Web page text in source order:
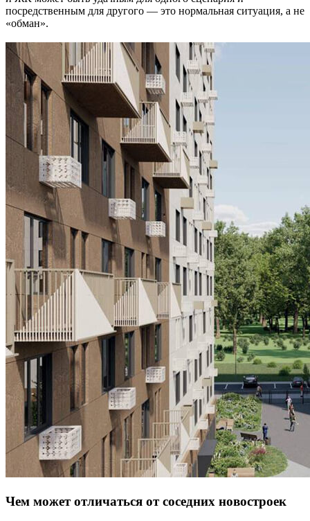
посредственным для другого — это нормальная ситуация, а не
«обман».
Чем может отличаться от соседних новостроек